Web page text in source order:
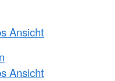
Ansicht
Ansicht